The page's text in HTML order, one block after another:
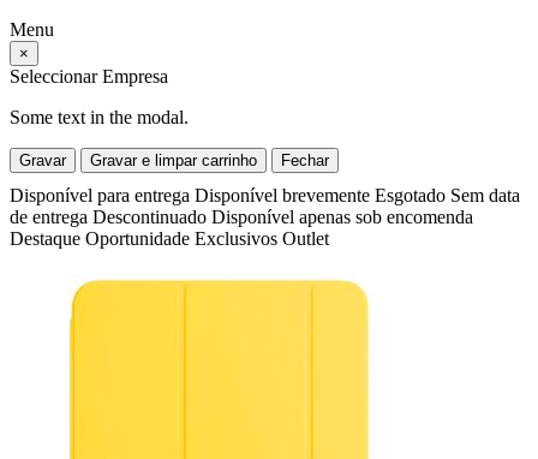
Menu
×
Seleccionar Empresa
Some text in the modal.
Gravar Gravar e limpar carrinho Fechar
Disponível para entrega Disponível brevemente Esgotado Sem data
de entrega Descontinuado Disponível apenas sob encomenda
Destaque Oportunidade Exclusivos Outlet